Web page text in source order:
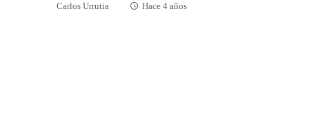
Carlos Urrutia Hace 4 años